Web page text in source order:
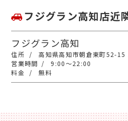
フジグラン高知店近
フジグラン高知
高知県高知市朝倉東町52-15
9:00～22:00
無料